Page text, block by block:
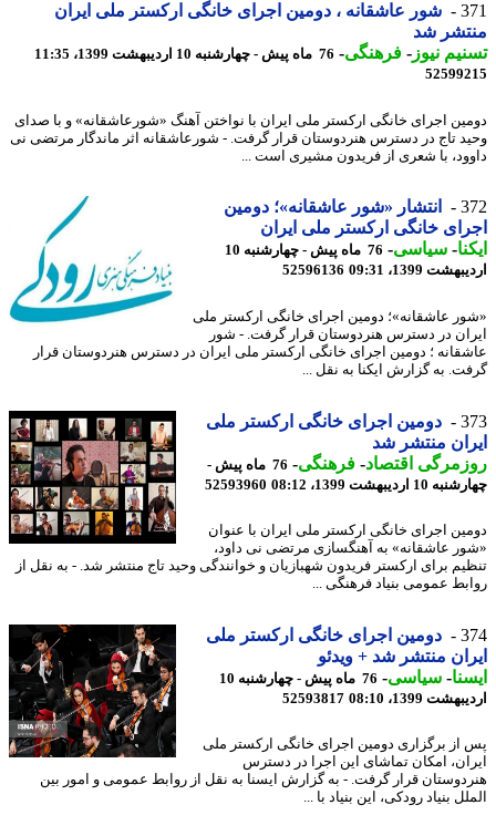
شور عاشقانه ، دومین اجرای خانگی ارکستر ملی ایران
شد
نیوز-فرهنگی-76 ماه پیش - چهارشنبه 10 اردیبهشت 1399، 11:35
اجرای خانگی ارکستر ملی ایران با نواختن آهنگ «شورعاشقانه» و با صدای
تاج در دسترس هنردوستان قرار گرفت. - شورعاشقانه اثر ماندگار مرتضی نی
با شعری از فریدون مشیری است ...
انتشار «شور عاشقانه»؛ دومین
خانگی ارکستر ملی ایران
-سیاسی-
76 ماه پیش - چهارشنبه 10
1399، 09:31
52596136
عاشقانه»؛ دومین اجرای خانگی ارکستر ملی
در دسترس هنردوستان قرار گرفت. - شور
؛ دومین اجرای خانگی ارکستر ملی ایران در دسترس هنردوستان قرار
به گزارش ایکنا به نقل ...
دومین اجرای خانگی ارکستر ملی
منتشر شد
اقتصاد-فرهنگی-
76 ماه پیش -
اردیبهشت 1399، 08:12
52593960
اجرای خانگی ارکستر ملی ایران با عنوان
عاشقانه» به آهنگسازی مرتضی نی داود،
برای ارکستر فریدون شهبازیان و خوانندگی وحید تاج منتشر شد. - به نقل از
عمومی بنیاد فرهنگی ...
دومین اجرای خانگی ارکستر ملی
منتشر شد + ویدئو
-سیاسی-
76 ماه پیش - چهارشنبه 10
1399، 08:10
52593817
برگزاری دومین اجرای خانگی ارکستر ملی
امکان تماشای این اجرا در دسترس
قرار گرفت. - به گزارش ایسنا به نقل از روابط عمومی و امور بین
بنیاد رودکی، این بنیاد با ...